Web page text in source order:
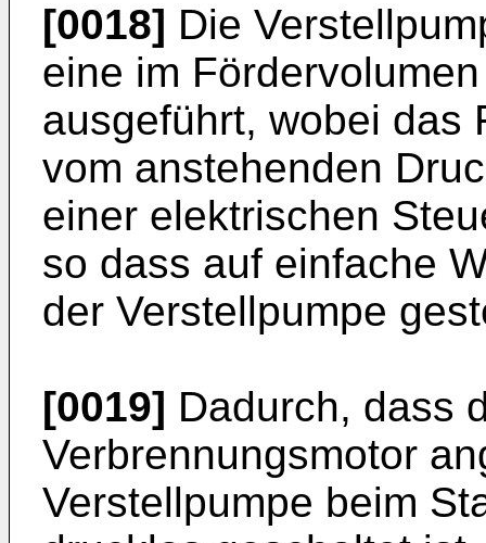
[0018] Die
eine im
ausgeführt, wobei das
vom anstehenden
einer elektrischen
so dass auf einfache
der Verstellpumpe
[0019] Dadurch, dass
Verbrennungsmotor
Verstellpumpe beim